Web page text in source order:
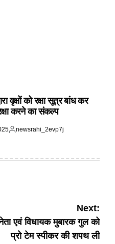
वृक्षों को रक्षा सूत्र बांध कर
करने का संकल्प
Posted
newsrahi_2evp7j
Next:
एवं विधायक मुबारक गुल को
प्रो टेम स्पीकर की शपथ ली